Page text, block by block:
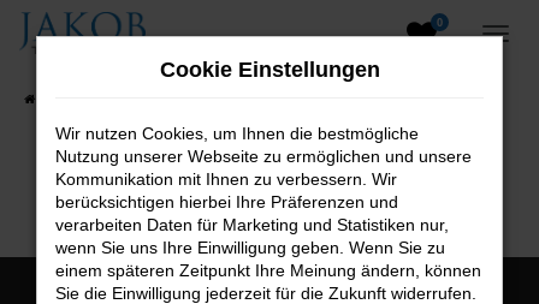
Zum
0
B2B-Shop
Cookie Einstellungen
Wir nutzen Cookies, um Ihnen die bestmögliche
Nutzung unserer Webseite zu ermöglichen und unsere
Kommunikation mit Ihnen zu verbessern. Wir
berücksichtigen hierbei Ihre Präferenzen und
verarbeiten Daten für Marketing und Statistiken nur,
wenn Sie uns Ihre Einwilligung geben. Wenn Sie zu
einem späteren Zeitpunkt Ihre Meinung ändern, können
Sie die Einwilligung jederzeit für die Zukunft widerrufen.